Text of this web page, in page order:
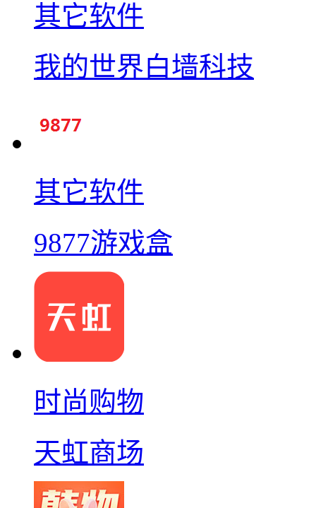
其它软件
我的世界白墙科技
其它软件
9877游戏盒
时尚购物
天虹商场